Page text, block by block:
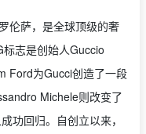
伦萨，是全球顶级的奢
志是创始人Guccio
Ford为Gucci创造了一段
Michele则改变了
功回归。自创立以来，